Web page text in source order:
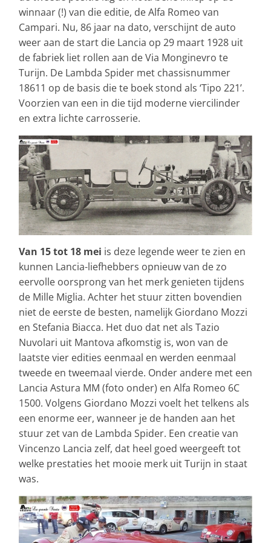
winnaar (!) van die editie, de Alfa Romeo van
Campari. Nu, 86 jaar na dato, verschijnt de auto
weer aan de start die Lancia op 29 maart 1928 uit
de fabriek liet rollen aan de Via Monginevro te
Turijn. De Lambda Spider met chassisnummer
18611 op de basis die te boek stond als ‘Tipo 221’.
Voorzien van een in die tijd moderne viercilinder
en extra lichte carrosserie.
Van 15 tot 18 mei is deze legende weer te zien en
kunnen Lancia-liefhebbers opnieuw van de zo
eervolle oorsprong van het merk genieten tijdens
de Mille Miglia. Achter het stuur zitten bovendien
niet de eerste de besten, namelijk Giordano Mozzi
en Stefania Biacca. Het duo dat net als Tazio
Nuvolari uit Mantova afkomstig is, won van de
laatste vier edities eenmaal en werden eenmaal
tweede en tweemaal vierde. Onder andere met een
Lancia Astura MM (foto onder) en Alfa Romeo 6C
1500. Volgens Giordano Mozzi voelt het telkens als
een enorme eer, wanneer je de handen aan het
stuur zet van de Lambda Spider. Een creatie van
Vincenzo Lancia zelf, dat heel goed weergeeft tot
welke prestaties het mooie merk uit Turijn in staat
was.